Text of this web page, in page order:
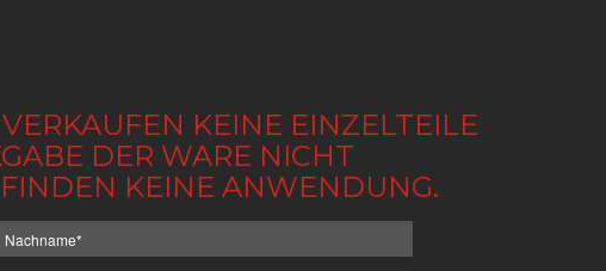
KEINE EINZELTEILE
DER WARE NICHT
KEINE ANWENDUNG.